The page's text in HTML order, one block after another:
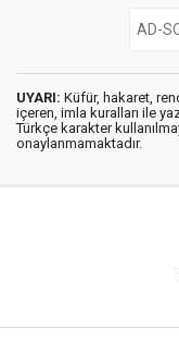
UYARI: Küfür, hakaret,
içeren, imla kuralları ile
Türkçe karakter
onaylanmamaktadır.